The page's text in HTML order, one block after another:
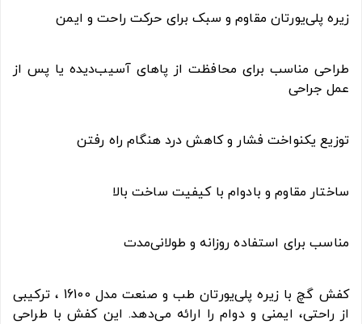
زیره پلی‌یورتان مقاوم و سبک برای حرکت راحت و ایمن
طراحی مناسب برای محافظت از پاهای آسیب‌دیده یا پس از
عمل جراحی
توزیع یکنواخت فشار و کاهش درد هنگام راه رفتن
ساختار مقاوم و بادوام با کیفیت ساخت بالا
مناسب برای استفاده روزانه و طولانی‌مدت
کفش گچ با زیره پلی‌یورتان طب و صنعت مدل 16100 ، ترکیبی
از راحتی، ایمنی و دوام را ارائه می‌دهد. این کفش با طراحی